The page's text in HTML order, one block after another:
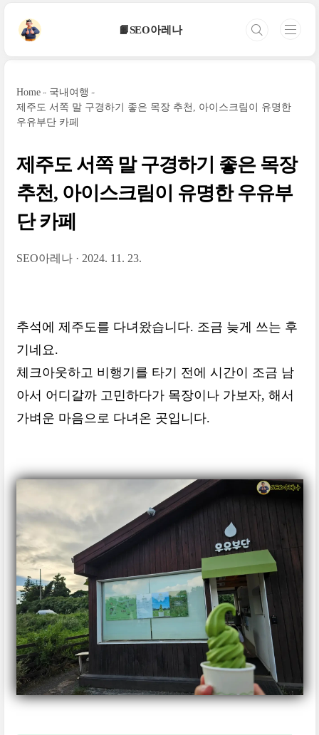
📙SEO아레나
Home
국내여행
제주도 서쪽 말 구경하기 좋은 목장 추천, 아이스크림이 유명한
우유부단 카페
제주도 서쪽 말 구경하기 좋은 목장
추천, 아이스크림이 유명한 우유부
단 카페
SEO아레나 2024. 11. 23.
추석에 제주도를 다녀왔습니다. 조금 늦게 쓰는 후
기네요.
체크아웃하고 비행기를 타기 전에 시간이 조금 남
아서 어디갈까 고민하다가 목장이나 가보자, 해서
가벼운 마음으로 다녀온 곳입니다.